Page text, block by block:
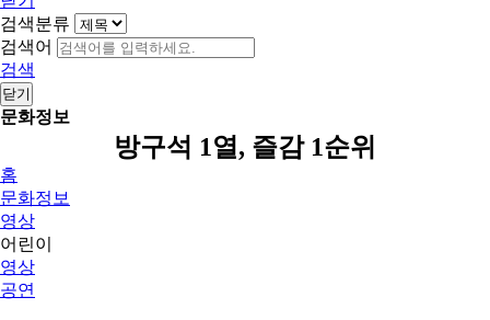
검색분류
검색어
검색
닫기
문화정보
방구석 1열, 즐감 1순위
홈
문화정보
영상
어린이
영상
공연